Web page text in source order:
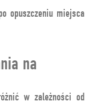
opuszczeniu miejsca
na
w zależności od